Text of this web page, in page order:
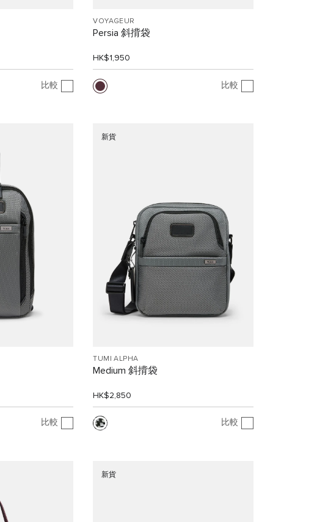
比較
VOYAGEUR
Persia 斜揹袋
HK$1,950
比較
比較
新貨
TUMI ALPHA
Medium 斜揹袋
HK$2,850
比較
新貨